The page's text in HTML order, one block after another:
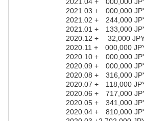
2021.03 + 000,000
2021.02 + 244,000
2021.01 + 133,000
2020.12 + 32,000
2020.11 + 000,000
2020.10 + 000,000
2020.09 + 000,000
2020.08 + 316,000
2020.07 + 118,000
2020.06 + 717,000
2020.05 + 341,000
2020.04 + 810,000